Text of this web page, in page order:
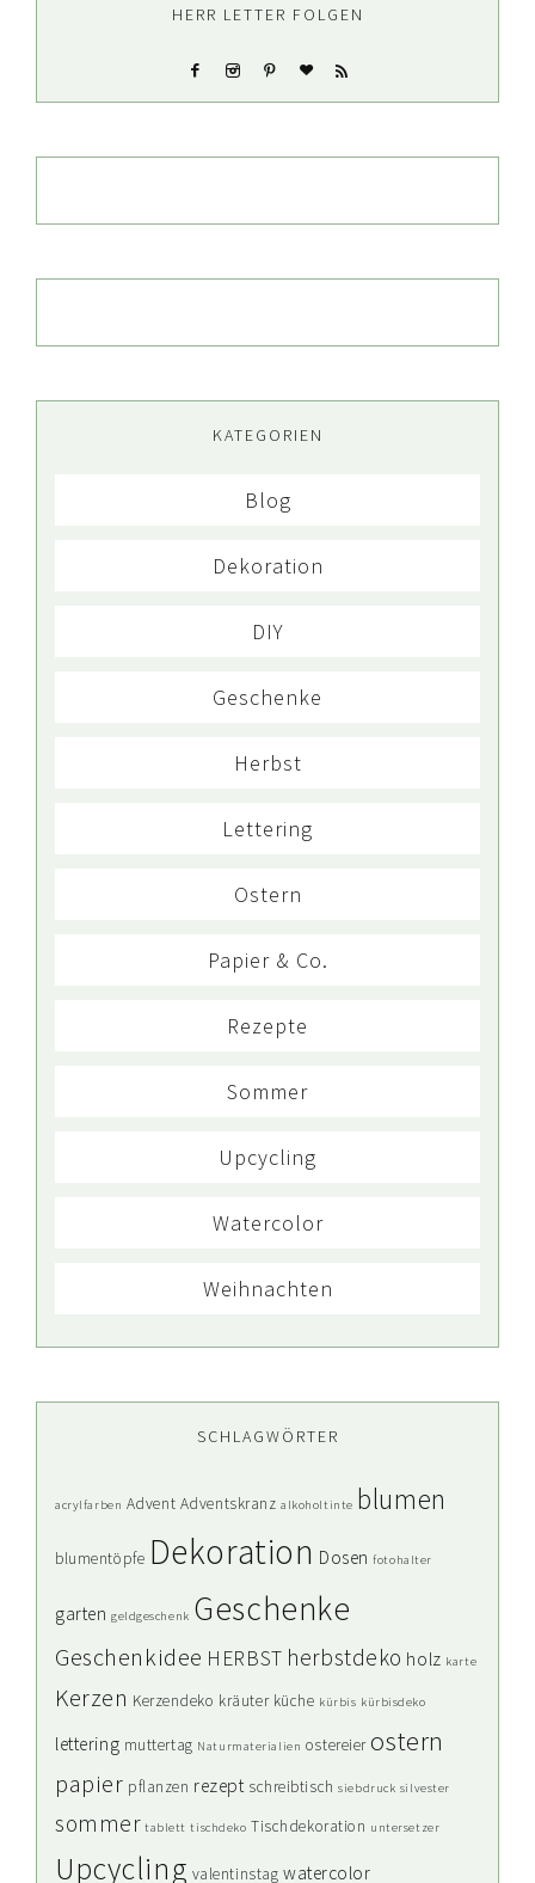
HERR LETTER FOLGEN
KATEGORIEN
Blog
Dekoration
DIY
Geschenke
Herbst
Lettering
Ostern
Papier & Co.
Rezepte
Sommer
Upcycling
Watercolor
Weihnachten
SCHLAGWÖRTER
acrylfarben Advent Adventskranz alkoholtinte blumen
blumentöpfe Dekoration Dosen fotohalter
garten geldgeschenk Geschenke
Geschenkidee HERBST herbstdeko holz karte
Kerzen Kerzendeko kräuter küche kürbis kürbisdeko
lettering muttertag Naturmaterialien ostereier ostern
papier pflanzen rezept schreibtisch siebdruck silvester
sommer tablett tischdeko Tischdekoration untersetzer
Upcycling valentinstag watercolor